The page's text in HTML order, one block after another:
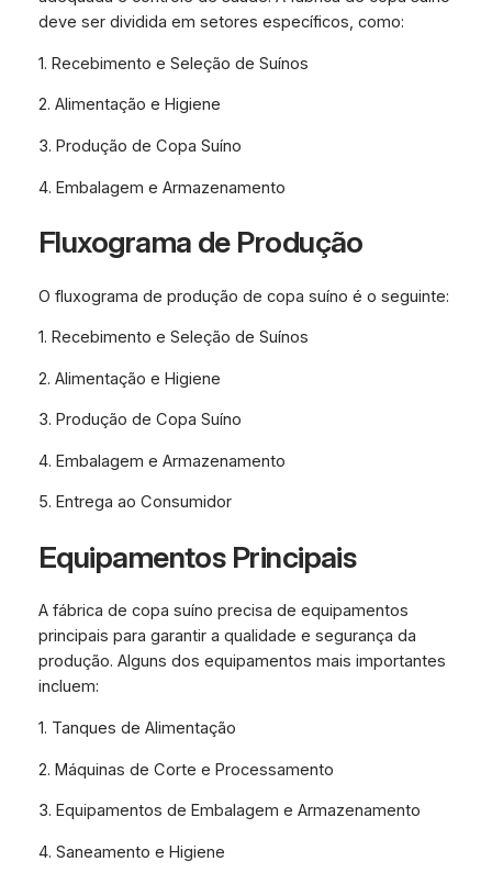
deve ser dividida em setores específicos, como:
1. Recebimento e Seleção de Suínos
2. Alimentação e Higiene
3. Produção de Copa Suíno
4. Embalagem e Armazenamento
Fluxograma de Produção
O fluxograma de produção de copa suíno é o seguinte:
1. Recebimento e Seleção de Suínos
2. Alimentação e Higiene
3. Produção de Copa Suíno
4. Embalagem e Armazenamento
5. Entrega ao Consumidor
Equipamentos Principais
A fábrica de copa suíno precisa de equipamentos
principais para garantir a qualidade e segurança da
produção. Alguns dos equipamentos mais importantes
incluem:
1. Tanques de Alimentação
2. Máquinas de Corte e Processamento
3. Equipamentos de Embalagem e Armazenamento
4. Saneamento e Higiene